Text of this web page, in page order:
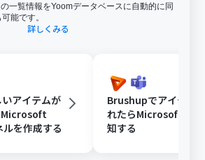
一覧情報をYoomデータベースに自動的に同
能です。
詳しくみる
アイテムが
Microsoft
を作成する
Brushupでアイテム
れたらMicrosoft
知する